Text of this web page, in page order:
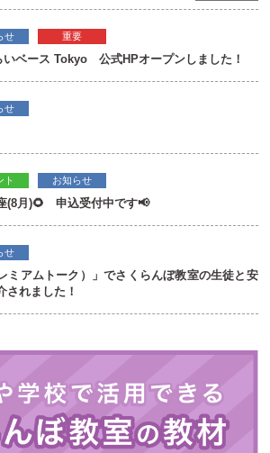
せ 重要
いベース Tokyo 公式HPオープンしました！
せ
ト お知らせ
(8月)🌻 申込受付中です📢
せ
ミアムトーク）」でさくらんぼ教室の生徒と安
されました！